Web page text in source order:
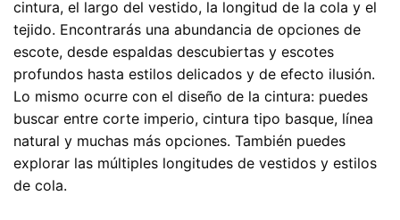
cintura, el largo del vestido, la longitud de la cola y el
tejido. Encontrarás una abundancia de opciones de
escote, desde espaldas descubiertas y escotes
profundos hasta estilos delicados y de efecto ilusión.
Lo mismo ocurre con el diseño de la cintura: puedes
buscar entre corte imperio, cintura tipo basque, línea
natural y muchas más opciones. También puedes
explorar las múltiples longitudes de vestidos y estilos
de cola.